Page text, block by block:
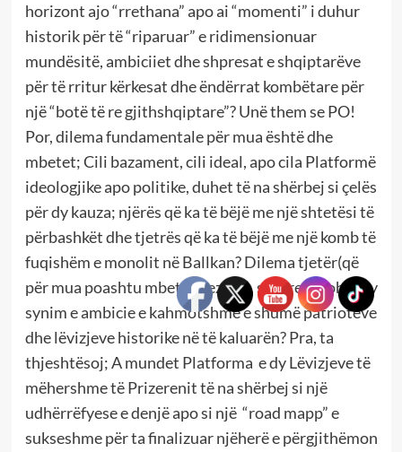
horizont ajo “rrethana” apo ai “momenti” i duhur
historik për të “riparuar” e ridimensionuar
mundësitë, ambiciiet dhe shpresat e shqiptarëve
për të rritur kërkesat dhe ëndërrat kombëtare për
një “botë të re gjithshqiptare”? Unë them se PO!
Por, dilema fundamentale për mua është dhe
mbetet; Cili bazament, cili ideal, apo cila Platformë
ideologjike apo politike, duhet të na shërbej si çelës
për dy kauza; njërës që ka të bëjë me një shtetësi të
përbashkët dhe tjetrës që ka të bëjë me një komb të
fuqishëm e monolit në Ballkan? Dilema tjetër(që
për mua poashtu mbetet pezull!), si të realizohet ky
synim e ambicie e kahmotshme e shumë patriotëve
dhe lëvizjeve historike në të kaluarën? Pra, ta
thjeshtësoj; A mundet Platforma e dy Lëvizjeve të
mëhershme të Prizerenit të na shërbej si një
udhërrëfyese e denjë apo si një “road mapp” e
sukseshme për ta finalizuar njëherë e përgjithëmon